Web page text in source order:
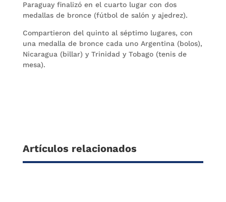
Paraguay finalizó en el cuarto lugar con dos
medallas de bronce (fútbol de salón y ajedrez).
Compartieron del quinto al séptimo lugares, con
una medalla de bronce cada uno Argentina (bolos),
Nicaragua (billar) y Trinidad y Tobago (tenis de
mesa).
Artículos relacionados